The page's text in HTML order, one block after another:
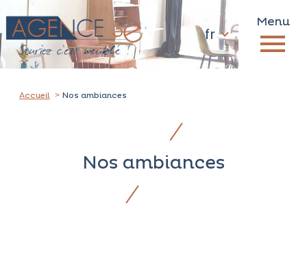
Menu
Langue
fr
Accueil 0 Langue
fr
Accueil Nos ambiances
Nos ambiances